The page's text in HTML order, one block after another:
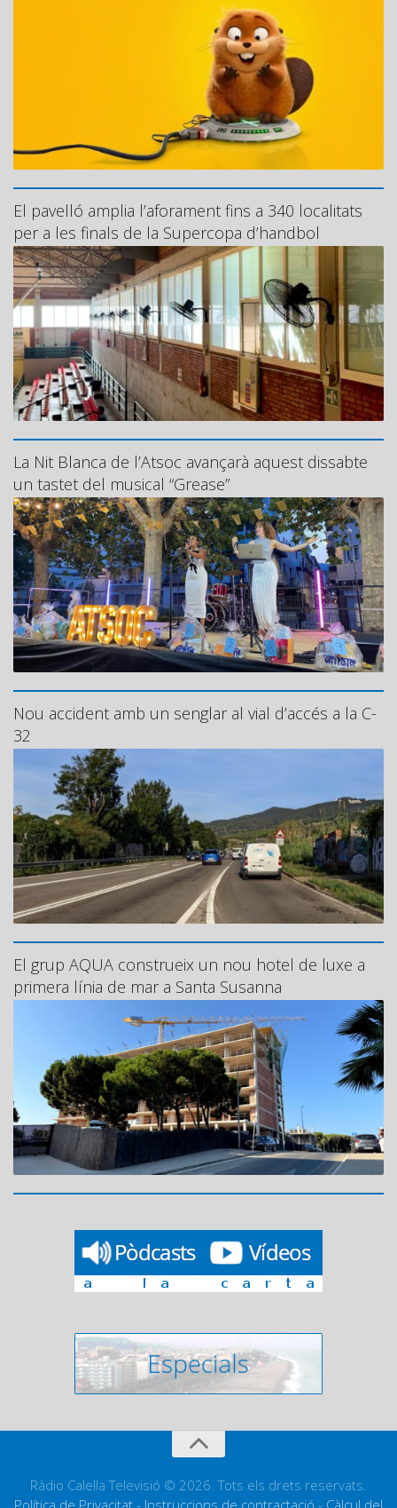
El pavelló amplia l’aforament fins a 340 localitats
per a les finals de la Supercopa d’handbol
La Nit Blanca de l’Atsoc avançarà aquest dissabte
un tastet del musical “Grease”
Nou accident amb un senglar al vial d’accés a la C-
32
El grup AQUA construeix un nou hotel de luxe a
primera línia de mar a Santa Susanna
Ràdio Calella Televisió © 2026. Tots els drets reservats.
Política de Privacitat - Instruccions de contractació - Càlcul del